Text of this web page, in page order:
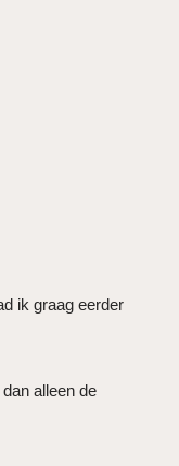
ik graag eerder
alleen de